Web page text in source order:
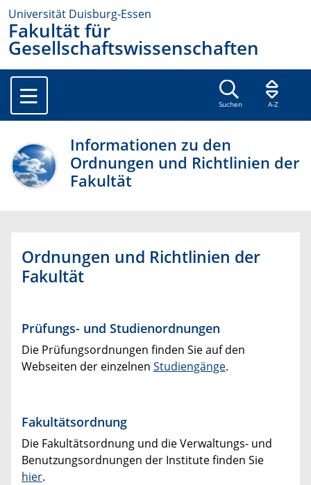
Universität Duisburg-Essen
Fakultät für
Gesellschaftswissenschaften
Suchen A-Z
Informationen zu den
Ordnungen und Richtlinien der
Fakultät
Ordnungen und Richtlinien der
Fakultät
Prüfungs- und Studienordnungen
Die Prüfungsordnungen finden Sie auf den
Webseiten der einzelnen Studiengänge.
Fakultätsordnung
Die Fakultätsordnung und die Verwaltungs- und
Benutzungsordnungen der Institute finden Sie
hier.